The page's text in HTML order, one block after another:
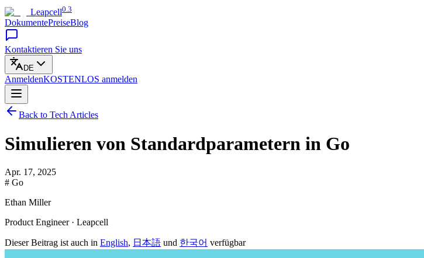
Leapcell0.3
DokumentePreiseBlog
Kontaktieren Sie uns
DE
AnmeldenKOSTENLOS anmelden
Back to Tech Articles
Simulieren von Standardparametern in Go
Apr. 17, 2025
# Go
Ethan Miller
Product Engineer · Leapcell
Dieser Beitrag ist auch in English, 日本語 und 한국어 verfügbar